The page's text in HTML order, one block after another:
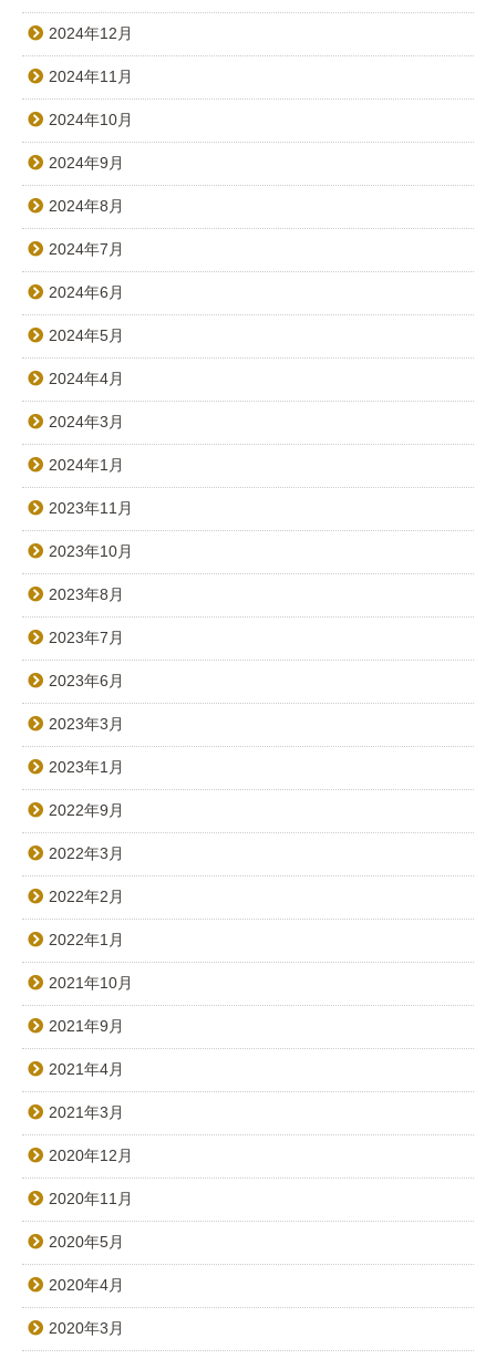
2024年12月
2024年11月
2024年10月
2024年9月
2024年8月
2024年7月
2024年6月
2024年5月
2024年4月
2024年3月
2024年1月
2023年11月
2023年10月
2023年8月
2023年7月
2023年6月
2023年3月
2023年1月
2022年9月
2022年3月
2022年2月
2022年1月
2021年10月
2021年9月
2021年4月
2021年3月
2020年12月
2020年11月
2020年5月
2020年4月
2020年3月